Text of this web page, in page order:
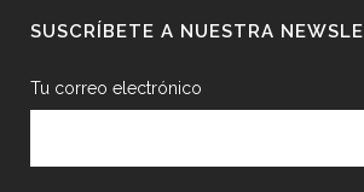
SUSCRÍBETE A NUESTRA
Tu correo electrónico